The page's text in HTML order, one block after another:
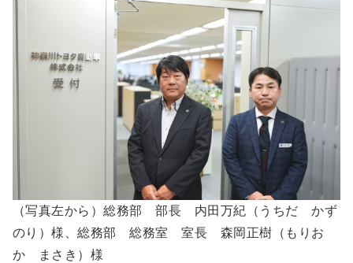
（写真左から）総務部 部長 内田万紀（うちだ かず
のり）様、総務部 総務室 室長 森岡正樹（もりお
か まさき）様